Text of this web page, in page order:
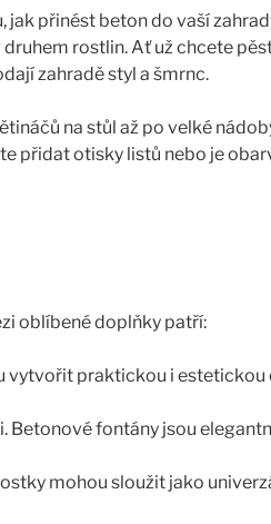
přinést beton do vaší
rostlin. Ať už chcete
zahradě styl a šmrnc.
na stůl až po velké
přidat otisky listů nebo je
oblíbené doplňky patří:
vytvořit praktickou i estetickou
Betonové fontány jsou
mohou sloužit jako